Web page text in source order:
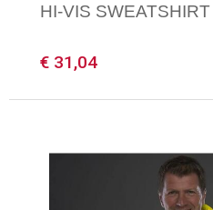
HI-VIS SWEATSHIRT
€ 31,04
Minimale afname: 1